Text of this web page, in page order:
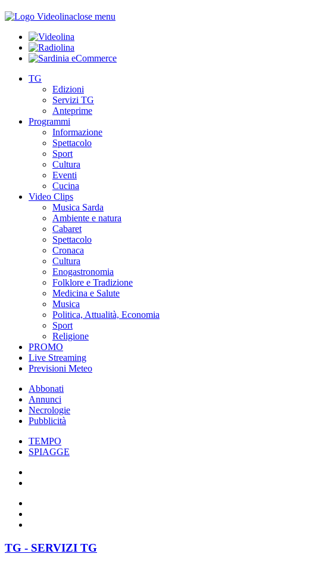
close menu
TG
Edizioni
Servizi TG
Anteprime
Programmi
Informazione
Spettacolo
Sport
Cultura
Eventi
Cucina
Video Clips
Musica Sarda
Ambiente e natura
Cabaret
Spettacolo
Cronaca
Cultura
Enogastronomia
Folklore e Tradizione
Medicina e Salute
Musica
Politica, Attualità, Economia
Sport
Religione
PROMO
Live Streaming
Previsioni Meteo
Abbonati
Annunci
Necrologie
Pubblicità
TEMPO
SPIAGGE
TG - SERVIZI TG